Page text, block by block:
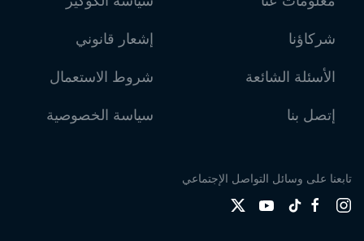
شركاؤنا
الأسئلة الشائعة
إتصل بنا
إشعار قانوني
شروط الاستعمال
سياسة الخصوصية
تابعنا على وسائل التواصل الإجتماعي